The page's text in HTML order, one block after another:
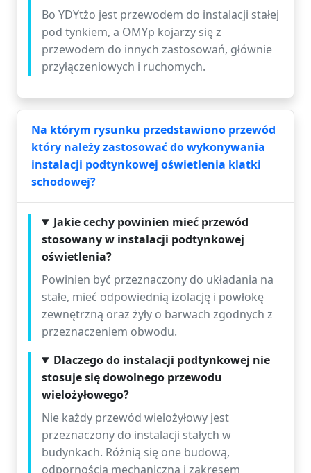
Bo YDYtżo jest przewodem do instalacji stałej
pod tynkiem, a OMYp kojarzy się z
przewodem do innych zastosowań, głównie
przyłączeniowych i ruchomych.
Na którym rysunku przedstawiono przewód
który należy zastosować do wykonywania
instalacji podtynkowej oświetlenia klatki
schodowej?
Jakie cechy powinien mieć przewód
stosowany w instalacji podtynkowej
oświetlenia?
Powinien być przeznaczony do układania na
stałe, mieć odpowiednią izolację i powłokę
zewnętrzną oraz żyły o barwach zgodnych z
przeznaczeniem obwodu.
Dlaczego do instalacji podtynkowej nie
stosuje się dowolnego przewodu
wielożyłowego?
Nie każdy przewód wielożyłowy jest
przeznaczony do instalacji stałych w
budynkach. Różnią się one budową,
odpornością mechaniczną i zakresem